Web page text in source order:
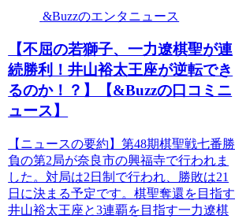
&Buzzのエンタニュース
【不屈の若獅子、一力遼棋聖が連
続勝利！井山裕太王座が逆転でき
るのか！？】【&Buzzの口コミニ
ュース】
【ニュースの要約】第48期棋聖戦七番勝
負の第2局が奈良市の興福寺で行われま
した。対局は2日制で行われ、勝敗は21
日に決まる予定です。棋聖奪還を目指す
井山裕太王座と3連覇を目指す一力遼棋